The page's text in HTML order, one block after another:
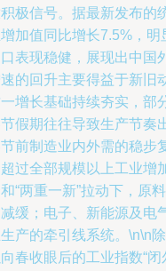
极信号。据最新发布的
加值同比增长7.5%，
表现稳健，展现出中国
的回升主要得益于新旧
增长基础持续夯实，部
假期往往导致生产节奏
前制造业内外需的稳步
过全部规模以上工业增
“两重一新”拉动下，原
缓；电子、新能源及电
产的牵引线系统。\n\n
春收眼后的工业指数“